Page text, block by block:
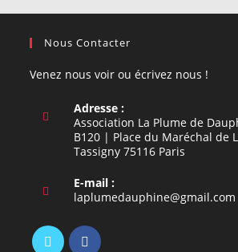
Nous Contacter
Venez nous voir ou écrivez nous !
Adresse :
Association La Plume de
B120 | Place du Maréchal de
Tassigny 75116 Paris
E-mail :
laplumedauphine@gmail.com